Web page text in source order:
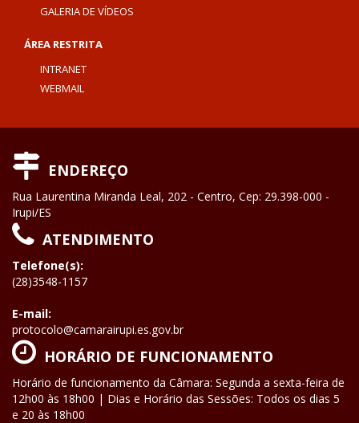
GALERIA DE VÍDEOS
ÁREA RESTRITA
INTRANET
WEBMAIL
ENDEREÇO
Rua Laurentina Miranda Leal, 202 - Centro, Cep: 29.398-000 -
Irupi/ES
ATENDIMENTO
Telefone(s):
(28)3548-1157
E-mail:
protocolo@camarairupi.es.gov.br
HORÁRIO DE FUNCIONAMENTO
Horário de funcionamento da Câmara: Segunda a sexta-feira de
12h00 às 18h00 | Dias e Horário das Sessões: Todos os dias 5
e 20 às 18h00